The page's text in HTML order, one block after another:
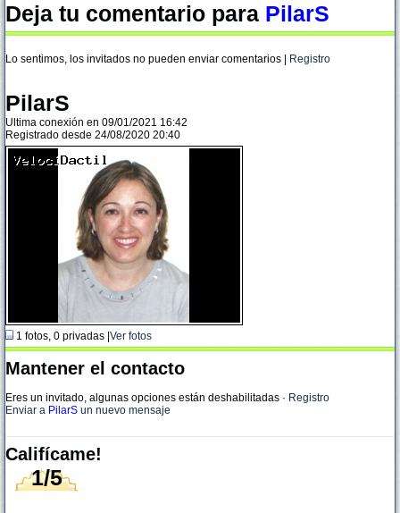
Deja tu comentario para PilarS
Lo sentimos, los invitados no pueden enviar comentarios | Registro
PilarS
Ultima conexión en 09/01/2021 16:42
Registrado desde 24/08/2020 20:40
1 fotos, 0 privadas | Ver fotos
Mantener el contacto
Eres un invitado, algunas opciones están deshabilitadas · Registro
Enviar a PilarS un nuevo mensaje
Califícame!
1/5